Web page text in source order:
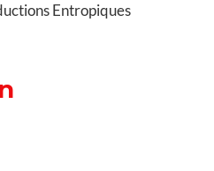
Entropiques